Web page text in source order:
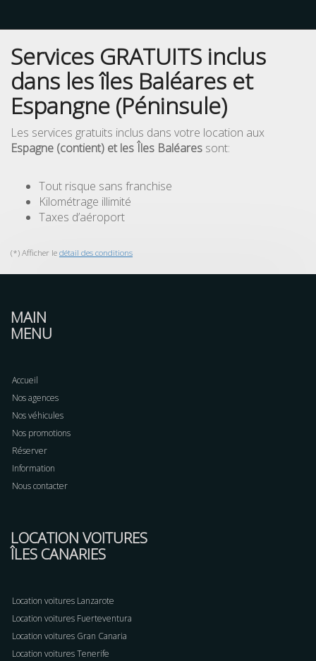
Services GRATUITS inclus
dans les îles Baléares et
Espangne (Péninsule)
Les services gratuits inclus dans votre location aux
Espagne (contient) et les Îles Baléares sont:
Tout risque sans franchise
Kilométrage illimité
Taxes d’aéroport
(*) Afficher le détail des conditions
MAIN
MENU
Accueil
Nos agences
Nos véhicules
Nos promotions
Réserver
Information
Nous contacter
LOCATION VOITURES
ÎLES CANARIES
Location voitures Lanzarote
Location voitures Fuerteventura
Location voitures Gran Canaria
Location voitures Tenerife